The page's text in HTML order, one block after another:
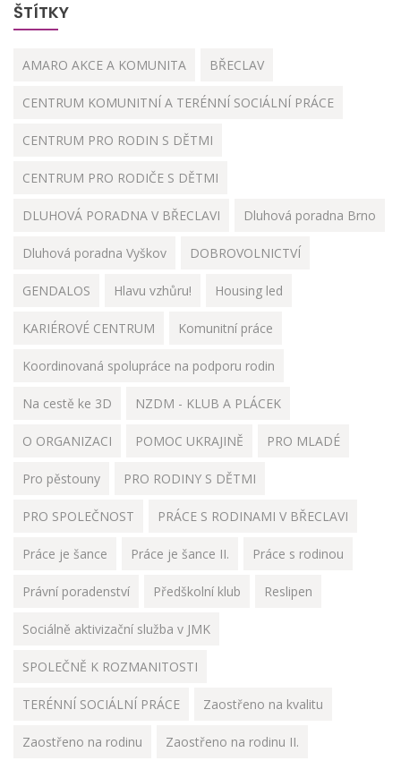
ŠTÍTKY
AMARO AKCE A KOMUNITA BŘECLAV
CENTRUM KOMUNITNÍ A TERÉNNÍ SOCIÁLNÍ PRÁCE
CENTRUM PRO RODIN S DĚTMI
CENTRUM PRO RODIČE S DĚTMI
DLUHOVÁ PORADNA V BŘECLAVI Dluhová poradna Brno
Dluhová poradna Vyškov DOBROVOLNICTVÍ
GENDALOS Hlavu vzhůru! Housing led
KARIÉROVÉ CENTRUM Komunitní práce
Koordinovaná spolupráce na podporu rodin
Na cestě ke 3D NZDM - KLUB A PLÁCEK
O ORGANIZACI POMOC UKRAJINĚ PRO MLADÉ
Pro pěstouny PRO RODINY S DĚTMI
PRO SPOLEČNOST PRÁCE S RODINAMI V BŘECLAVI
Práce je šance Práce je šance II. Práce s rodinou
Právní poradenství Předškolní klub Reslipen
Sociálně aktivizační služba v JMK
SPOLEČNĚ K ROZMANITOSTI
TERÉNNÍ SOCIÁLNÍ PRÁCE Zaostřeno na kvalitu
Zaostřeno na rodinu Zaostřeno na rodinu II.